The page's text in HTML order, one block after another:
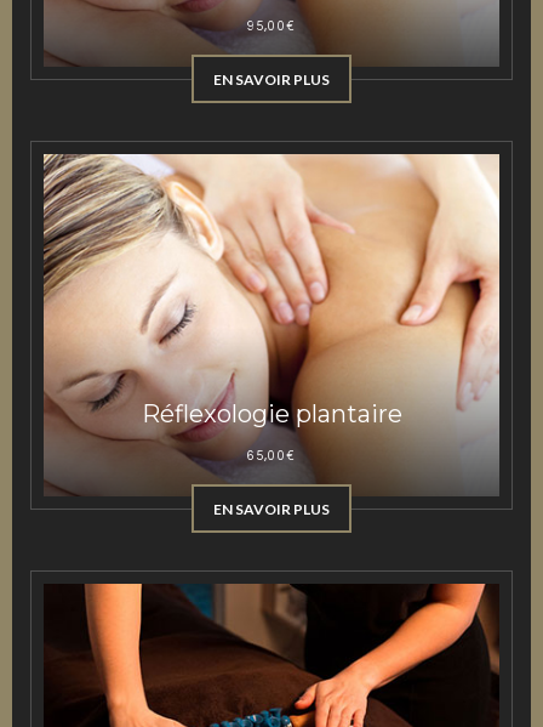
95,00€
EN SAVOIR PLUS
Réflexologie plantaire
65,00€
EN SAVOIR PLUS